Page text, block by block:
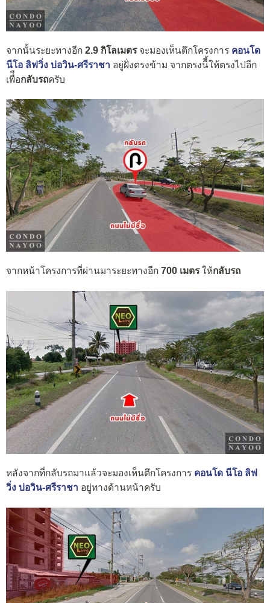
จากนั้นระยะทางอีก 2.9 กิโลเมตรจะมองเห็นตึกโครงการ คอนโด
นีโอ ลิฟวิ่ง บ่อวิน-ศรีราชา อยู่ฝั่งตรงข้าม จากตรงนีี้ให้ตรงไปอีก
เพื่ือกลับรถครับ
จากหน้าโครงการที่ผ่านมาระยะทางอีก 700 เมตรให้กลับรถ
หลังจากที่กลับรถมาแล้วจะมองเห็นตึกโครงการ คอนโด นีโอ ลิฟ
วิ่ง บ่อวิน-ศรีราชา อยู่ทางด้านหน้าครับ